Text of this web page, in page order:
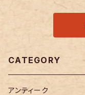
CATEGORY
アンティーク